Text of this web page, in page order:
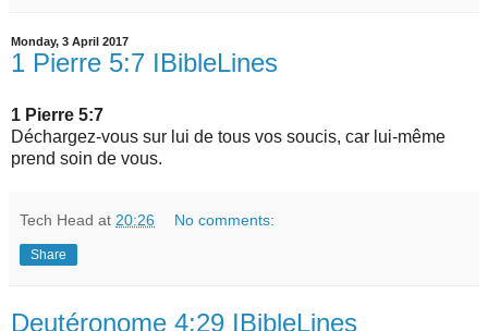
Monday, 3 April 2017
1 Pierre 5:7 IBibleLines
1 Pierre 5:7
Déchargez-vous sur lui de tous vos soucis, car lui-même
prend soin de vous.
Tech Head at 20:26 No comments:
Share
Deutéronome 4:29 IBibleLines